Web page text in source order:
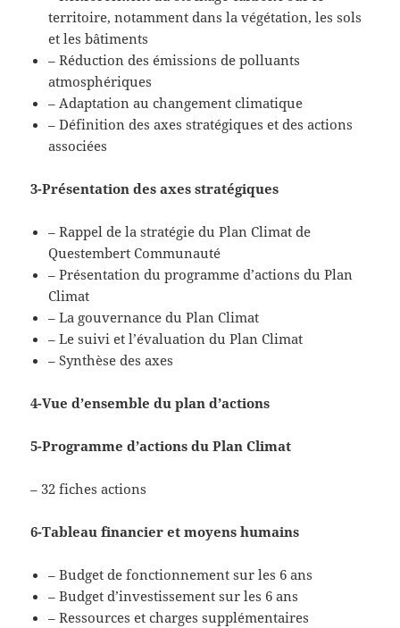
territoire, notamment dans la végétation, les sols
et les bâtiments
– Réduction des émissions de polluants
atmosphériques
– Adaptation au changement climatique
– Définition des axes stratégiques et des actions
associées
3-Présentation des axes stratégiques
– Rappel de la stratégie du Plan Climat de
Questembert Communauté
– Présentation du programme d’actions du Plan
Climat
– La gouvernance du Plan Climat
– Le suivi et l’évaluation du Plan Climat
– Synthèse des axes
4-Vue d’ensemble du plan d’actions
5-Programme d’actions du Plan Climat
– 32 fiches actions
6-Tableau financier et moyens humains
– Budget de fonctionnement sur les 6 ans
– Budget d’investissement sur les 6 ans
– Ressources et charges supplémentaires